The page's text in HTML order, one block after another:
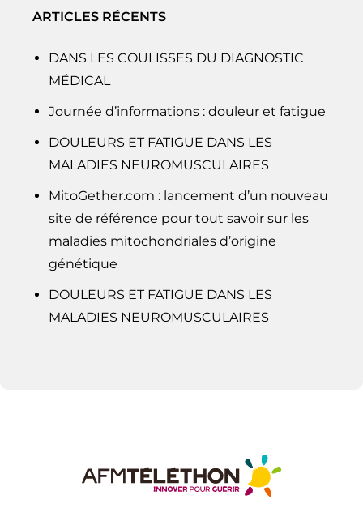
ARTICLES RÉCENTS
DANS LES COULISSES DU DIAGNOSTIC
MÉDICAL
Journée d’informations : douleur et fatigue
DOULEURS ET FATIGUE DANS LES
MALADIES NEUROMUSCULAIRES
MitoGether.com : lancement d’un nouveau
site de référence pour tout savoir sur les
maladies mitochondriales d’origine
génétique
DOULEURS ET FATIGUE DANS LES
MALADIES NEUROMUSCULAIRES